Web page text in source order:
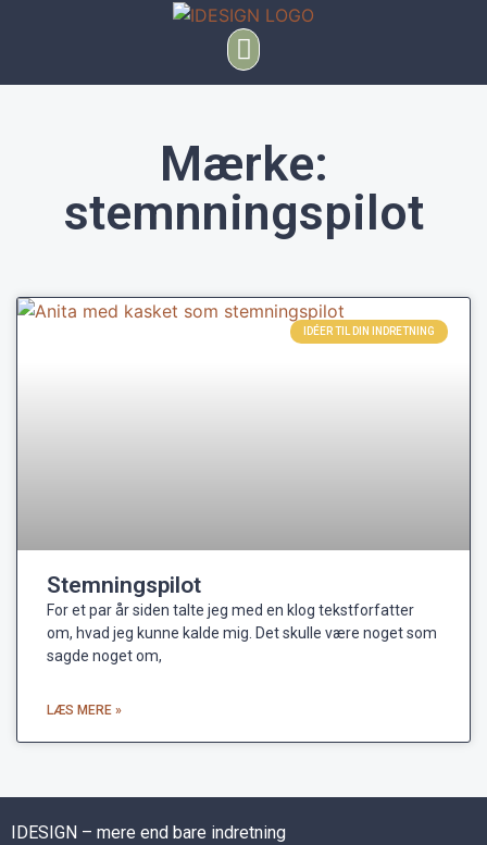
Mærke:
stemnningspilot
IDÉER TIL DIN INDRETNING
Stemningspilot
For et par år siden talte jeg med en klog tekstforfatter
om, hvad jeg kunne kalde mig. Det skulle være noget som
sagde noget om,
LÆS MERE »
IDESIGN – mere end bare indretning